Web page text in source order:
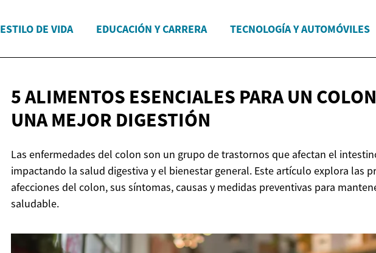
ESTILO DE VIDA EDUCACIÓN Y CARRERA TECNOLOGÍA Y AUTOMÓVILES
5 ALIMENTOS ESENCIALES PARA UN
UNAMEJOR DIGESTIÓN
Las enfermedades del colon son un grupo de trastornos que afectan el
impactando la salud digestiva y el bienestar general. Este artículo explora las
afecciones del colon, sus síntomas, causas y medidas preventivas para
saludable.